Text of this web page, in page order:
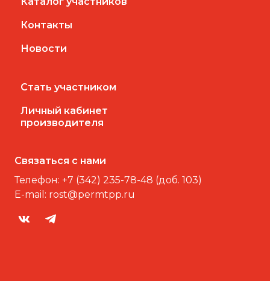
Контакты
Новости
Стать участником
Личный кабинет
производителя
Связаться с нами
Телефон: +7 (342) 235-78-48 (доб. 103)
E-mail: rost@permtpp.ru